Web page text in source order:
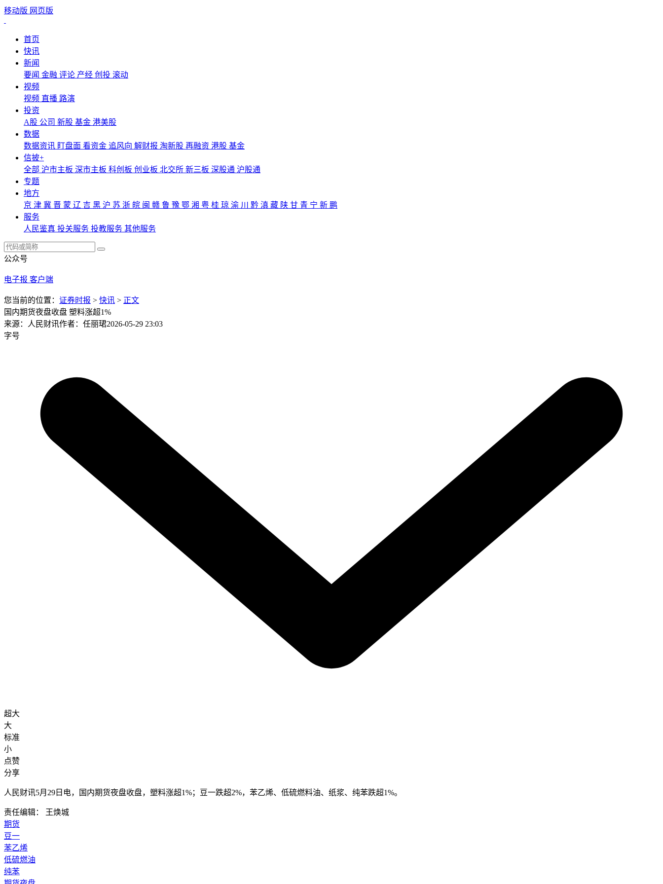
移动版 网页版
首页
快讯
新闻
要闻 金融 评论 产经 创投 滚动
视频
视频 直播 路演
投资
A股 公司 新股 基金 港美股
数据
数据资讯 盯盘面 看资金 追风向 解财报 淘新股 再融资 港股 基金
信披+
全部 沪市主板 深市主板 科创板 创业板 北交所 新三板 深股通 沪股通
专题
地方
京 津 冀 晋 蒙 辽 吉 黑 沪 苏 浙 皖 闽 赣 鲁 豫 鄂 湘 粤 桂 琼 渝 川 黔 滇 藏 陕 甘 青 宁 新 鹏
服务
人民鉴真 投关服务 投教服务 其他服务
公众号
电子报 客户端
您当前的位置： 证券时报 > 快讯 > 正文
国内期货夜盘收盘 塑料涨超1%
来源：人民财讯作者：任丽珺2026-05-29 23:03
字号
超大
大
标准
小
点赞
分享
人民财讯5月29日电， 国内期货夜盘收盘，塑料涨超1%；豆一跌超2%，苯乙烯、低硫燃料油、纸浆、纯苯跌超1%。
责任编辑： 王焕城
期货
豆一
苯乙烯
低硫燃油
纯苯